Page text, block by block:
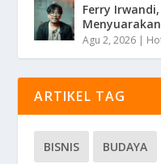
Ferry
Agu 2, 2026 |
ARTIKEL TAG
BISNIS BUDAYA